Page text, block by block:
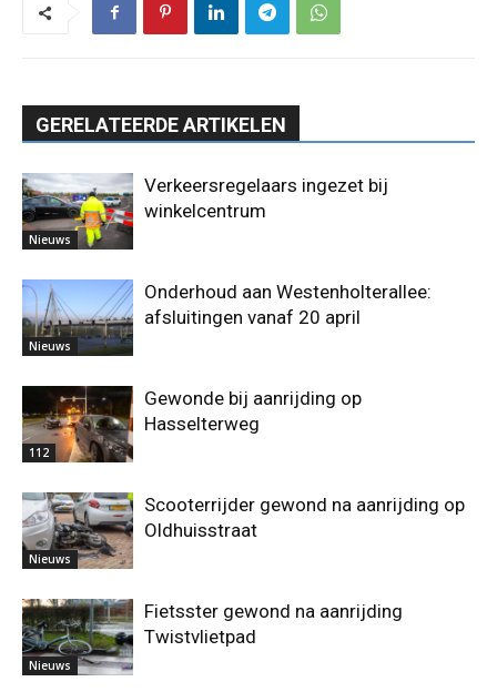
GERELATEERDE ARTIKELEN
Nieuws
Verkeersregelaars ingezet bij
winkelcentrum
Nieuws
Onderhoud aan Westenholterallee:
afsluitingen vanaf 20 april
112
Gewonde bij aanrijding op
Hasselterweg
Nieuws
Scooterrijder gewond na aanrijding op
Oldhuisstraat
Nieuws
Fietsster gewond na aanrijding
Twistvlietpad